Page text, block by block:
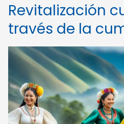
Revitalización
través de la